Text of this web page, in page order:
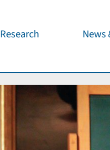
Research
Workshop Support
Seed Projects
Research Partners
News